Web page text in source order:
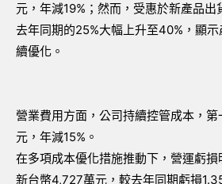
元，年減19%；然而，受惠於新產品出
去年同期的25%大幅上升至40%，顯
續優化。
營業費用方面，公司持續控管成本，
元，年減15%。
在多項成本優化措施推動下，營運虧
新台幣4,727萬元，較去年同期虧損